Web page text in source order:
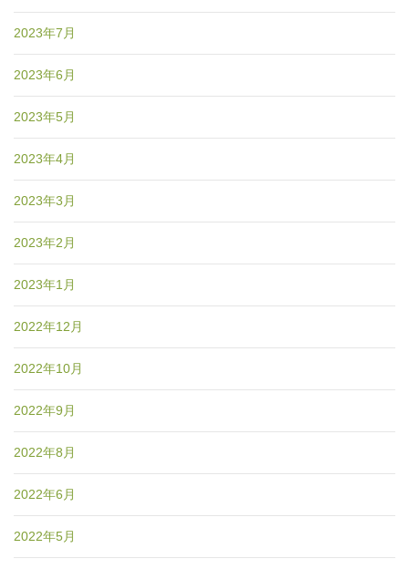
2023年7月
2023年6月
2023年5月
2023年4月
2023年3月
2023年2月
2023年1月
2022年12月
2022年10月
2022年9月
2022年8月
2022年6月
2022年5月